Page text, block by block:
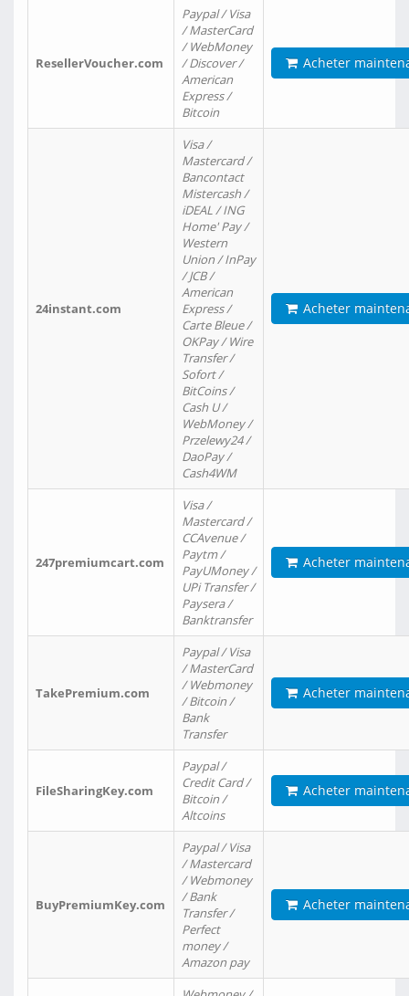
ResellerVoucher.com
Paypal / Visa
/ MasterCard
/ WebMoney
/ Discover /
American
Express /
Bitcoin
Acheter
24instant.com
Visa /
Mastercard /
Bancontact
Mistercash /
iDEAL / ING
Home' Pay /
Western
Union / InPay
/ JCB /
American
Express /
Carte Bleue /
OKPay / Wire
Transfer /
Sofort /
BitCoins /
Cash U /
WebMoney /
Przelewy24 /
DaoPay /
Cash4WM
Acheter
247premiumcart.com
Visa /
Mastercard /
CCAvenue /
Paytm /
PayUMoney /
UPi Transfer /
Paysera /
Banktransfer
Acheter
TakePremium.com
Paypal / Visa
/ MasterCard
/ Webmoney
/ Bitcoin /
Bank
Transfer
Acheter
FileSharingKey.com
Paypal /
Credit Card /
Bitcoin /
Altcoins
Acheter
BuyPremiumKey.com
Paypal / Visa
/ Mastercard
/ Webmoney
/ Bank
Transfer /
Perfect
money /
Amazon pay
Acheter